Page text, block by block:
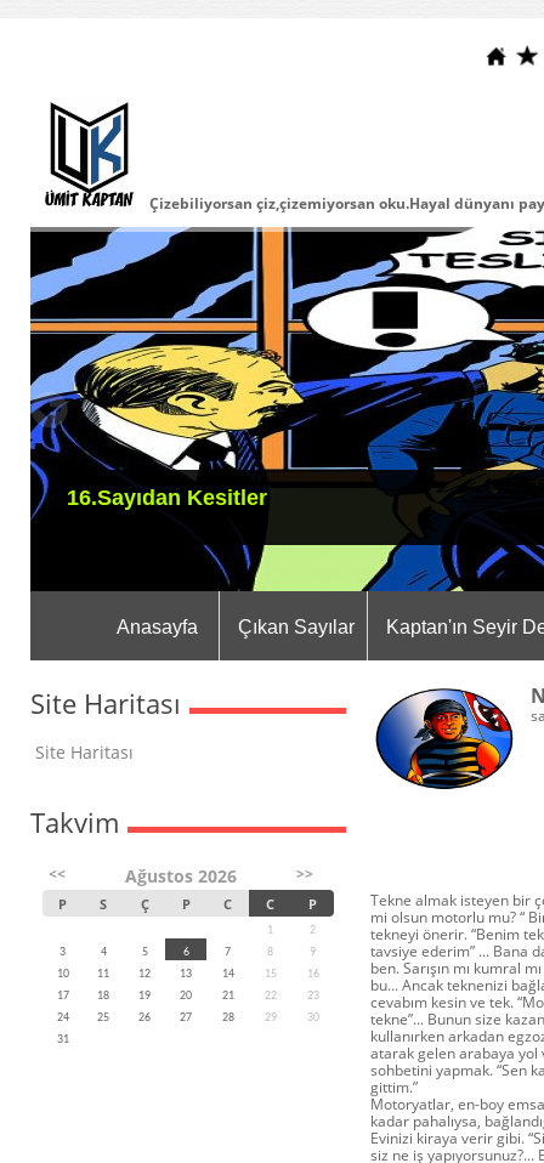
Çizebiliyorsan çiz,çizemiyorsan oku.Hayal dünyanı
16.Sayıdan Kesitler
Anasayfa Çıkan Sayılar Kaptan'ın Seyir
Site Haritası
Site Haritası
Takvim
<< Ağustos 2026 >>
P S Ç P C C P
1
2
3
4 5 6 7 8
9
10
11 12 13 14 15
16
17
18 19 20 21 22
23
24
25 26 27 28 29
30
31
Tekne almak isteyen bir
mi olsun motorlu mu? “
tekneyi önerir. “Benim
tavsiye ederim” ... Bana
ben. Sarışın mı kumral
bu... Ancak teknenizi
cevabım kesin ve tek.
tekne”... Bunun size
kullanırken arkadan
atarak gelen arabaya yol
sohbetini yapmak. “Sen
gittim.”
Motoryatlar, en-boy
kadar pahalıysa,
Evinizi kiraya verir gibi.
siz ne iş